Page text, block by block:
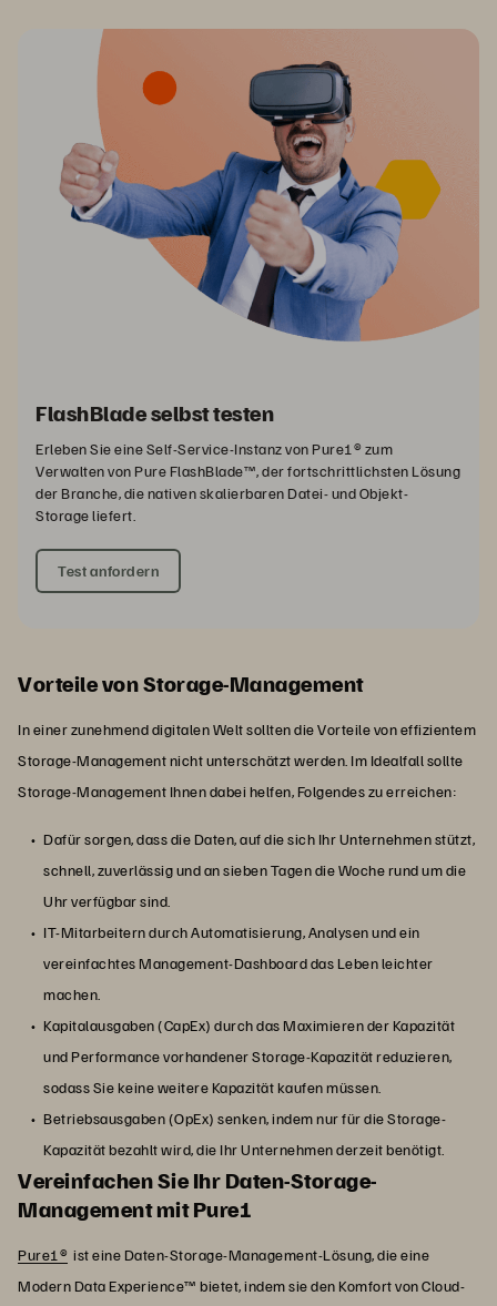
FlashBlade selbst testen
Erleben Sie eine Self-Service-Instanz von Pure1® zum
Verwalten von Pure FlashBlade™, der fortschrittlichsten Lösung
der Branche, die nativen skalierbaren Datei- und Objekt-
Storage liefert.
Test anfordern
Vorteile von Storage-Management
In einer zunehmend digitalen Welt sollten die Vorteile von effizientem
Storage-Management nicht unterschätzt werden. Im Idealfall sollte
Storage-Management Ihnen dabei helfen, Folgendes zu erreichen:
Dafür sorgen, dass die Daten, auf die sich Ihr Unternehmen stützt,
schnell, zuverlässig und an sieben Tagen die Woche rund um die
Uhr verfügbar sind.
IT-Mitarbeitern durch Automatisierung, Analysen und ein
vereinfachtes Management-Dashboard das Leben leichter
machen.
Kapitalausgaben (CapEx) durch das Maximieren der Kapazität
und Performance vorhandener Storage-Kapazität reduzieren,
sodass Sie keine weitere Kapazität kaufen müssen.
Betriebsausgaben (OpEx) senken, indem nur für die Storage-
Kapazität bezahlt wird, die Ihr Unternehmen derzeit benötigt.
Vereinfachen Sie Ihr Daten-Storage-
Management mit Pure1
Pure1® ist eine Daten-Storage-Management-Lösung, die eine
Modern Data Experience™ bietet, indem sie den Komfort von Cloud-